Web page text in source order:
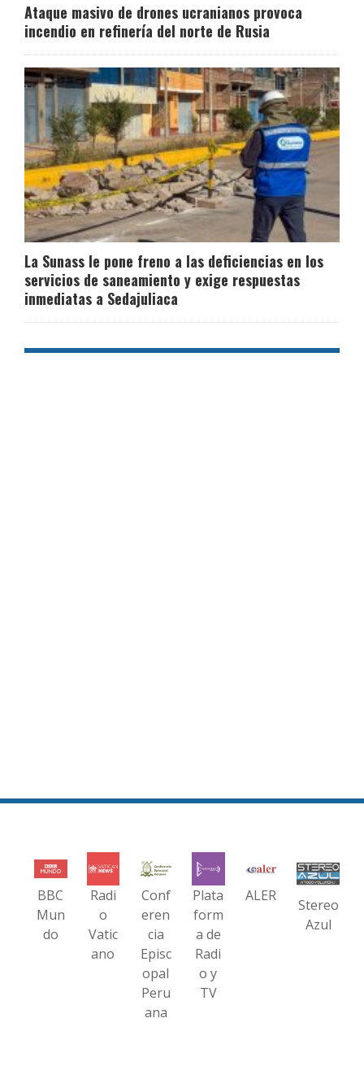
Ataque masivo de drones ucranianos provoca
incendio en refinería del norte de Rusia
La Sunass le pone freno a las deficiencias en los
servicios de saneamiento y exige respuestas
inmediatas a Sedajuliaca
BBC
Mun
do
Radi
o
Vatic
ano
Conf
eren
cia
Episc
opal
Peru
ana
Plata
form
a de
Radi
o y
TV
ALER
Stereo
Azul